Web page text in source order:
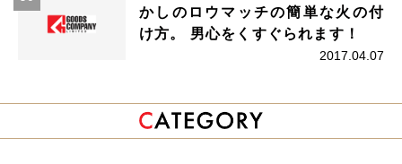
かしのロウマッチの簡単な火の付
け方。 男心をくすぐられます！
2017.04.07